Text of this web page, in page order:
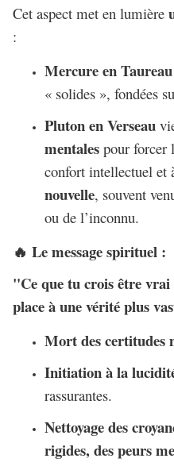
Cet aspect met en lumière
:
Mercure en Taureau
« solides », fondées
Pluton en Verseau
mentales pour forcer
confort intellectuel et
nouvelle, souvent
ou de l’inconnu.
🔥 Le message spirituel :
"Ce que tu crois être
place à une vérité plus
Mort des certitudes
Initiation à la
rassurantes.
Nettoyage des
rigides, des peurs